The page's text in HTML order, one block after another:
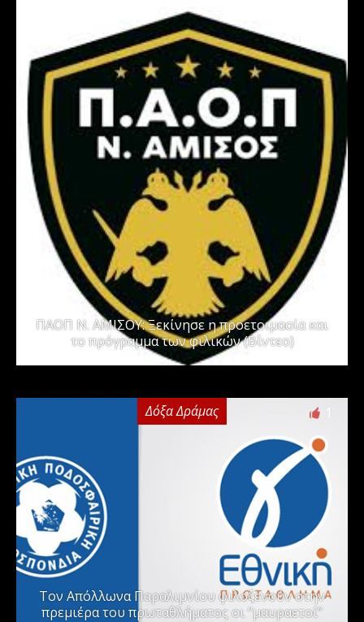
ΠΑΟΠ Ν. ΑΜΙΣΟΥ: Ξεκίνησε η προετοιμασία και
το πρόγραμμα των φιλικών (Βίντεο)
Δόξα Δράμας
Τον Απόλλωνα Παραλιμνίου φιλοξενούν στην
πρεμιέρα του πρωταθλήματος οι “μαυραετοί”